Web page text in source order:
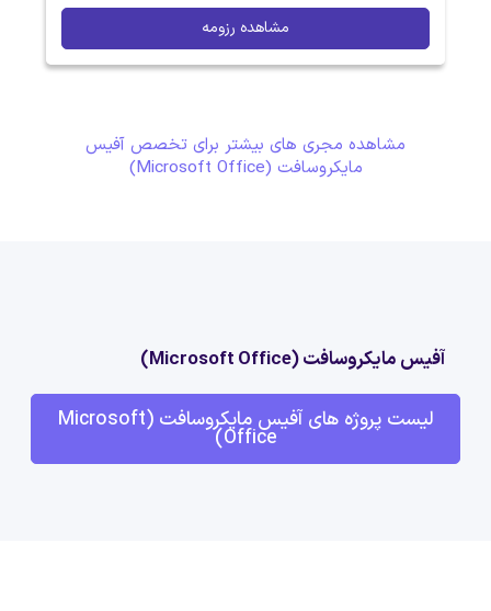
مشاهده رزومه
مشاهده مجری های بیشتر برای تخصص آفیس
مایکروسافت (Microsoft Office)
آفیس مایکروسافت (Microsoft Office)
لیست پروژه های آفیس مایکروسافت (Microsoft
Office)